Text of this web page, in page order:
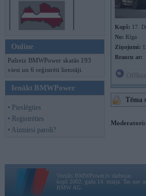
Online
Pašreiz BMWPower skatās 193
viesi un 6 reģistrēti lietotāji.
Ienākt BMWPower
• Pieslēgties
• Reģistrēties
• Aizmirsi paroli?
Kopš: 17.
No: Rīga
Ziņojumi:
Braucu ar:
Tēma
Moderatori:
Vortāls BMWPower.lv darbojas
kopš 2002. gada 14. maija. Tas nav
BMW AG.